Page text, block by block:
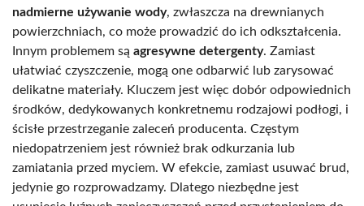
nadmierne używanie wody, zwłaszcza na drewnianych
powierzchniach, co może prowadzić do ich odkształcenia.
Innym problemem są agresywne detergenty. Zamiast
ułatwiać czyszczenie, mogą one odbarwić lub zarysować
delikatne materiały. Kluczem jest więc dobór odpowiednich
środków, dedykowanych konkretnemu rodzajowi podłogi, i
ścisłe przestrzeganie zaleceń producenta. Częstym
niedopatrzeniem jest również brak odkurzania lub
zamiatania przed myciem. W efekcie, zamiast usuwać brud,
jedynie go rozprowadzamy. Dlatego niezbędne jest